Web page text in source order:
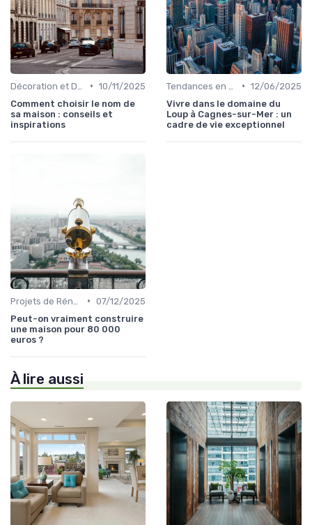
• 10/11/2025
Comment choisir le nom de
sa maison : conseils et
inspirations
• 12/06/2025
Vivre dans le domaine du
Loup à Cagnes-sur-Mer : un
cadre de vie exceptionnel
• 07/12/2025
Peut-on vraiment construire
une maison pour 80 000
euros ?
À lire aussi